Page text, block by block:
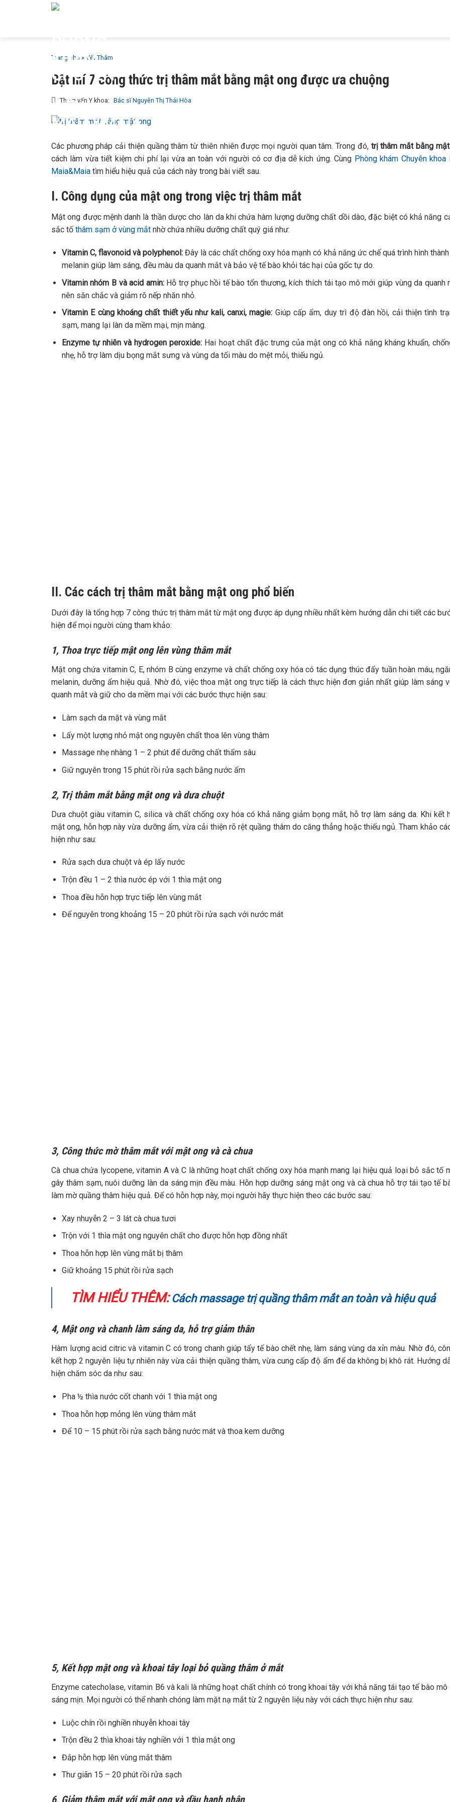
Trang chủ » Vết Thâm
Bật mí 7 công thức trị thâm mắt bằng mật ong được ưa chuộng
Tham vấn Y khoa: Bác sĩ Nguyễn Thị Thái Hòa
Các phương pháp cải thiện quầng thâm từ thiên nhiên được mọi người quan tâm. Trong đó, trị thâm mắt bằng
cách làm vừa tiết kiệm chi phí lại vừa an toàn với người có cơ địa dễ kích ứng. Cùng Phòng khám Chuyên khoa
Maia&Maia tìm hiểu hiệu quả của cách này trong bài viết sau.
I. Công dụng của mật ong trong việc trị thâm mắt
Mật ong được mệnh danh là thần dược cho làn da khi chứa hàm lượng dưỡng chất dồi dào, đặc biệt có khả năng
sắc tố thâm sạm ở vùng mắt nhờ chứa nhiều dưỡng chất quý giá như:
Vitamin C, flavonoid và polyphenol: Đây là các chất chống oxy hóa mạnh có khả năng ức chế quá trình hình
melanin giúp làm sáng, đều màu da quanh mắt và bảo vệ tế bào khỏi tác hại của gốc tự do.
Vitamin nhóm B và acid amin:Hỗ trợ phục hồi tế bào tổn thương, kích thích tái tạo mô mới giúp vùng da quanh
nên săn chắc và giảm rõ nếp nhăn nhỏ.
Vitamin E cùng khoáng chất thiết yếu như kali, canxi, magie: Giúp cấp ẩm, duy trì độ đàn hồi, cải thiện tình
sạm, mang lại làn da mềm mại, mịn màng.
Enzyme tự nhiên và hydrogen peroxide: Hai hoạt chất đặc trưng của mật ong có khả năng kháng khuẩn,
nhẹ, hỗ trợ làm dịu bọng mắt sưng và vùng da tối màu do mệt mỏi, thiếu ngủ.
II. Các cách trị thâm mắt bằng mật ong phổ biến
Dưới đây là tổng hợp 7 công thức trị thâm mắt từ mật ong được áp dụng nhiều nhất kèm hướng dẫn chi tiết các
hiện để mọi người cùng tham khảo:
1, Thoa trực tiếp mật ong lên vùng thâm mắt
Mật ong chứa vitamin C, E, nhóm B cùng enzyme và chất chống oxy hóa có tác dụng thúc đẩy tuần hoàn máu,
melanin, dưỡng ẩm hiệu quả. Nhờ đó, việc thoa mật ong trực tiếp là cách thực hiện đơn giản nhất giúp làm sáng
quanh mắt và giữ cho da mềm mại với các bước thực hiện sau:
Làm sạch da mặt và vùng mắt
Lấy một lượng nhỏ mật ong nguyên chất thoa lên vùng thâm
Massage nhẹ nhàng 1 – 2 phút để dưỡng chất thấm sâu
Giữ nguyên trong 15 phút rồi rửa sạch bằng nước ấm
2, Trị thâm mắt bằng mật ong và dưa chuột
Dưa chuột giàu vitamin C, silica và chất chống oxy hóa có khả năng giảm bọng mắt, hỗ trợ làm sáng da. Khi kết
mật ong, hỗn hợp này vừa dưỡng ẩm, vừa cải thiện rõ rệt quầng thâm do căng thẳng hoặc thiếu ngủ. Tham khảo
hiện như sau:
Rửa sạch dưa chuột và ép lấy nước
Trộn đều 1 – 2 thìa nước ép với 1 thìa mật ong
Thoa đều hỗn hợp trực tiếp lên vùng mắt
Để nguyên trong khoảng 15 – 20 phút rồi rửa sạch với nước mát
3, Công thức mờ thâm mắt với mật ong và cà chua
Cà chua chứa lycopene, vitamin A và C là những hoạt chất chống oxy hóa mạnh mang lại hiệu quả loại bỏ sắc tố
gây thâm sạm, nuôi dưỡng làn da sáng mịn đều màu. Hỗn hợp dưỡng sáng mật ong và cà chua hỗ trợ tái tạo tế
làm mờ quầng thâm hiệu quả. Để có hỗn hợp này, mọi người hãy thực hiện theo các bước sau:
Xay nhuyễn 2 – 3 lát cà chua tươi
Trộn với 1 thìa mật ong nguyên chất cho được hỗn hợp đồng nhất
Thoa hỗn hợp lên vùng mắt bị thâm
Giữ khoảng 15 phút rồi rửa sạch
TÌM HIỂU THÊM: Cách massage trị quầng thâm mắt an toàn và hiệu quả
4, Mật ong và chanh làm sáng da, hỗ trợ giảm thân
Hàm lượng acid citric và vitamin C có trong chanh giúp tẩy tế bào chết nhẹ, làm sáng vùng da xỉn màu. Nhờ đó,
kết hợp 2 nguyên liệu tự nhiên này vừa cải thiện quầng thâm, vừa cung cấp độ ẩm để da không bị khô rát. Hướng
hiện chăm sóc da như sau:
Pha ½ thìa nước cốt chanh với 1 thìa mật ong
Thoa hỗn hợp mỏng lên vùng thâm mắt
Để 10 – 15 phút rồi rửa sạch bằng nước mát và thoa kem dưỡng
5, Kết hợp mật ong và khoai tây loại bỏ quầng thâm ở mắt
Enzyme catecholase, vitamin B6 và kali là những hoạt chất chính có trong khoai tây với khả năng tái tạo tế bào mô
sáng mịn. Mọi người có thể nhanh chóng làm mặt nạ mắt từ 2 nguyên liệu này với cách thực hiện như sau:
Luộc chín rồi nghiền nhuyễn khoai tây
Trộn đều 2 thìa khoai tây nghiền với 1 thìa mật ong
Đắp hỗn hợp lên vùng mắt thâm
Thư giãn 15 – 20 phút rồi rửa sạch
6, Giảm thâm mắt với mật ong và dầu hạnh nhân